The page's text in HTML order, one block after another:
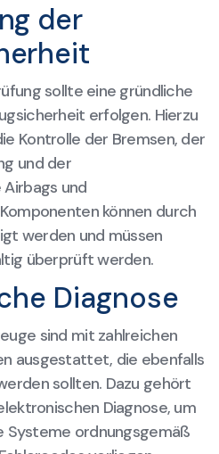
der
sollte eine gründliche
erfolgen. Hierzu
Kontrolle der Bremsen, der
und der
und
können durch
werden und müssen
überprüft werden.
Diagnose
sind mit zahlreichen
ausgestattet, die ebenfalls
sollten. Dazu gehört
Diagnose, um
Systeme ordnungsgemäß